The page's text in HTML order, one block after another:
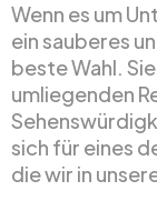
Wenn es um
ein sauberes
beste Wahl.
umliegenden
sich für eines
die wir in